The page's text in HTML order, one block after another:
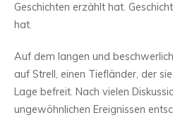
Geschichten erzählt hat.
hat.
Auf dem langen und
auf Strell, einen Tiefländer, der
Lage befreit. Nach vielen
ungewöhnlichen Ereignissen